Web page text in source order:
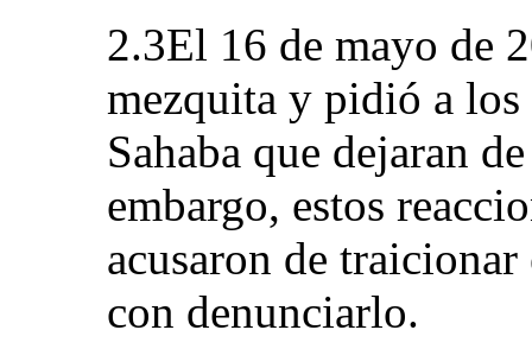
2.3El 16 de mayo de
mezquita y pidió a los
Sahaba que dejaran
embargo, estos
acusaron de
con denunciarlo.